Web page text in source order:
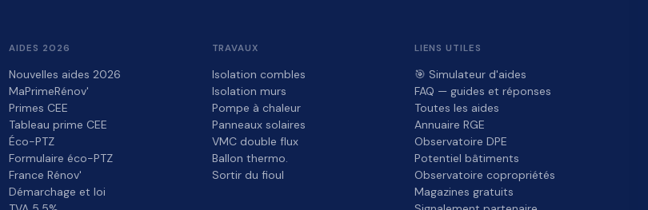
AIDES 2026
Nouvelles aides 2026
MaPrimeRénov'
Primes CEE
Tableau prime CEE
Éco-PTZ
Formulaire éco-PTZ
France Rénov'
Démarchage et loi
TRAVAUX
Isolation combles
Isolation murs
Pompe à chaleur
Panneaux solaires
VMC double flux
Ballon thermo.
Sortir du fioul
LIENS UTILES
🎯 Simulateur d'aides
FAQ — guides et réponses
Toutes les aides
Annuaire RGE
Observatoire DPE
Potentiel bâtiments
Observatoire copropriétés
Magazines gratuits